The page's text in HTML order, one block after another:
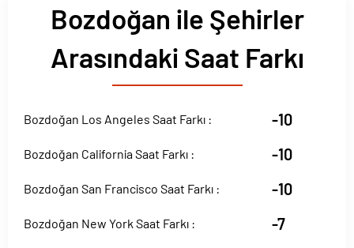
Bozdoğan ile Şehirler
Arasındaki Saat Farkı
Bozdoğan Los Angeles Saat Farkı : -10
Bozdoğan California Saat Farkı : -10
Bozdoğan San Francisco Saat Farkı : -10
Bozdoğan New York Saat Farkı : -7